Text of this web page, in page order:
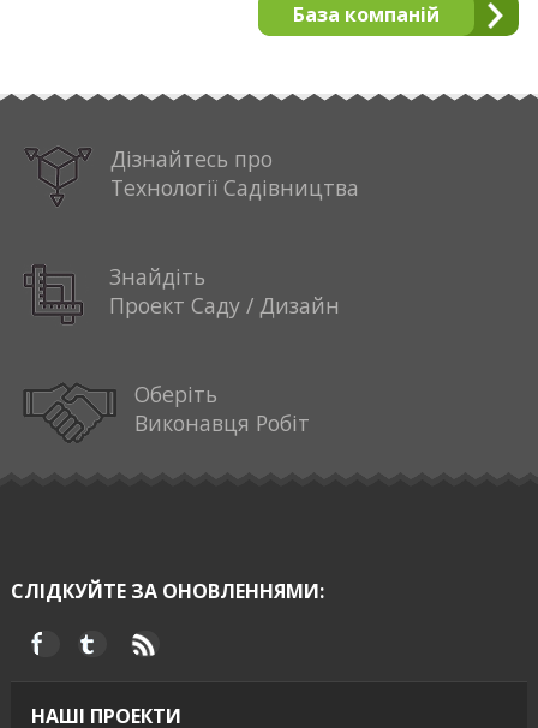
База компаній
Дізнайтесь про
Технології Садівництва
Знайдіть
Проект Саду / Дизайн
Оберіть
Виконавця Робіт
СЛІДКУЙТЕ ЗА ОНОВЛЕННЯМИ:
НАШІ ПРОЕКТИ